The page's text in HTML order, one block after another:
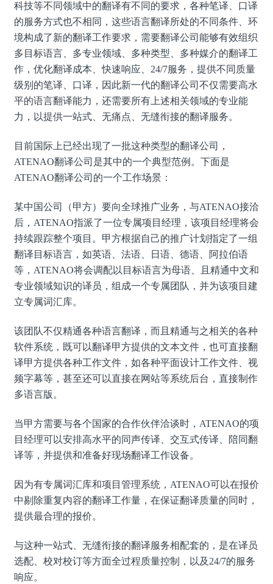
科技等不同领域中的翻译有不同的要求，各种笔译、口译
的服务方式也不相同，这些语言翻译所处的不同条件、环
境构成了新的翻译工作要求，需要翻译公司能够有效组织
多目标语言、多专业领域、多种类型、多种媒介的翻译工
作，优化翻译成本、快速响应、24/7服务，提供不同质量
级别的笔译、口译，因此新一代的翻译公司不仅需要高水
平的语言翻译能力，还需要所有上述相关领域的专业能
力，以提供一站式、无痛点、无缝衔接的翻译服务。
目前国际上已经出现了一批这种类型的翻译公司，
ATENAO翻译公司是其中的一个典型范例。下面是
ATENAO翻译公司的一个工作场景：
某中国公司（甲方）要向全球推广业务，与ATENAO接洽
后，ATENAO指派了一位专属项目经理，该项目经理将会
持续跟踪整个项目。甲方根据自己的推广计划指定了一组
翻译目标语言，如英语、法语、日语、德语、阿拉伯语
等，ATENAO将会调配以目标语言为母语、且精通中文和
专业领域知识的译员，组成一个专属团队，并为该项目建
立专属词汇库。
该团队不仅精通各种语言翻译，而且精通与之相关的各种
软件系统，既可以翻译甲方提供的文本文件，也可直接翻
译甲方提供各种工作文件，如各种平面设计工作文件、视
频字幕等，甚至还可以直接在网站等系统后台，直接制作
多语言版。
当甲方需要与各个国家的合作伙伴洽谈时，ATENAO的项
目经理可以安排高水平的同声传译、交互式传译、陪同翻
译等，并提供和准备好现场翻译工作设备。
因为有专属词汇库和项目管理系统，ATENAO可以在报价
中剔除重复内容的翻译工作量，在保证翻译质量的同时，
提供最合理的报价。
与这种一站式、无缝衔接的翻译服务相配套的，是在译员
选配、校对校订等方面全过程质量控制，以及24/7的服务
响应。